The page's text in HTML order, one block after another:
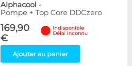
Alphacool -
Pompe + Top Core DDCzero
169,90
€
Indisponible
Délai inconnu
Ajouter au panier